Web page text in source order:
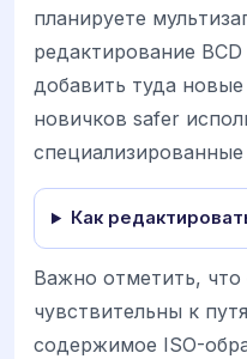
планируете
редактирование
добавить туда новые
новичков safer
Как
Важно отметить,
чувствительны к
содержимое ISO-